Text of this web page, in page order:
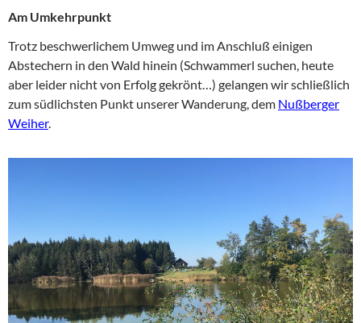
Am Umkehrpunkt
Trotz beschwerlichem Umweg und im Anschluß einigen
Abstechern in den Wald hinein (Schwammerl suchen, heute
aber leider nicht von Erfolg gekrönt…) gelangen wir schließlich
zum südlichsten Punkt unserer Wanderung, dem Nußberger
Weiher.